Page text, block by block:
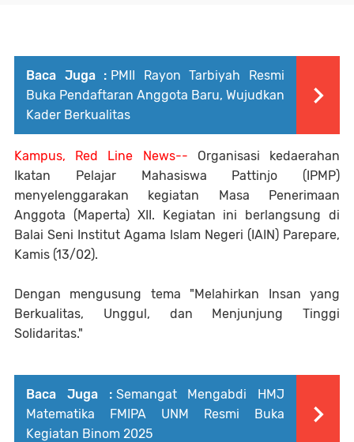
Baca Juga : PMII Rayon Tarbiyah Resmi
Buka Pendaftaran Anggota Baru, Wujudkan
Kader Berkualitas
Kampus, Red Line News-- Organisasi kedaerahan
Ikatan Pelajar Mahasiswa Pattinjo (IPMP)
menyelenggarakan kegiatan Masa Penerimaan
Anggota (Maperta) XII. Kegiatan ini berlangsung di
Balai Seni Institut Agama Islam Negeri (IAIN) Parepare,
Kamis (13/02).
Dengan mengusung tema "Melahirkan Insan yang
Berkualitas, Unggul, dan Menjunjung Tinggi
Solidaritas."
Baca Juga : Semangat Mengabdi HMJ
Matematika FMIPA UNM Resmi Buka
Kegiatan Binom 2025